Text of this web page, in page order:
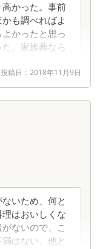
かった。事前
も調べればよ
かったと思っ
。家族葬なら
かかるものな
投稿日： 2018年11月9日
いため、何と
はおいしくな
ないので、こ
はない。他と